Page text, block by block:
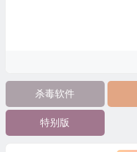
杀毒软件
特别版